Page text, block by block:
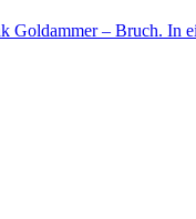
Goldammer – Bruch. In